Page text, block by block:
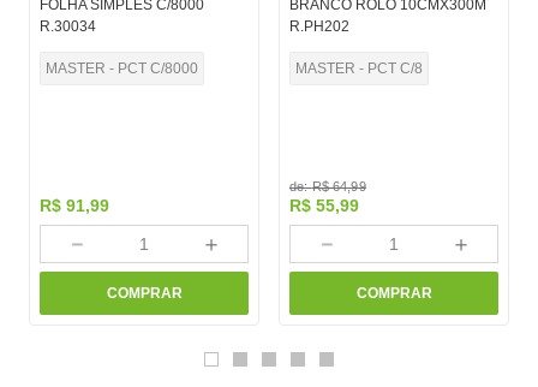
FOLHA SIMPLES C/8000
R.30034
MASTER - PCT C/8000
R$ 91,99
＋
－
COMPRAR
BRANCO ROLO 10CMX300M
R.PH202
MASTER - PCT C/8
de:R$ 64,99
R$ 55,99
＋
－
COMPRAR